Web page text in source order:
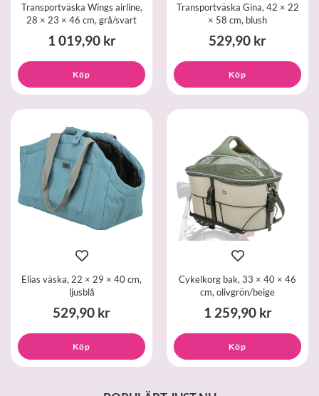
Transportväska Wings airline,
28 × 23 × 46 cm, grå/svart
1 019,90 kr
Köp
Transportväska Gina, 42 × 22
× 58 cm, blush
529,90 kr
Köp
Elias väska, 22 × 29 × 40 cm,
ljusblå
529,90 kr
Köp
Cykelkorg bak, 33 × 40 × 46
cm, olivgrön/beige
1 259,90 kr
Köp